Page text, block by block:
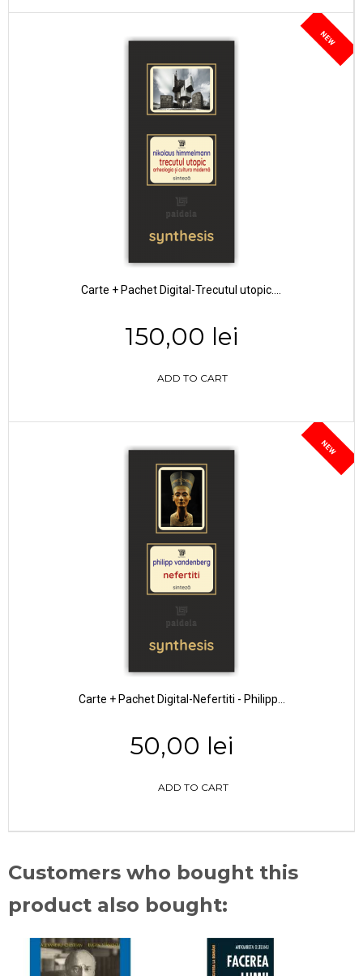
NEW
Carte + Pachet Digital-Trecutul utopic....
150,00 lei
ADD TO CART
NEW
Carte + Pachet Digital-Nefertiti - Philipp...
50,00 lei
ADD TO CART
Customers who bought this
product also bought: